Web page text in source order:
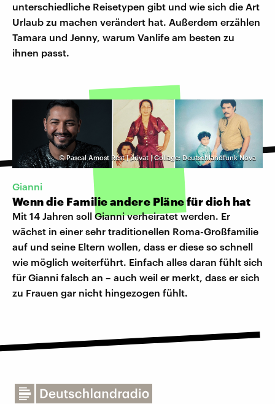
unterschiedliche Reisetypen gibt und wie sich die Art
Urlaub zu machen verändert hat. Außerdem erzählen
Tamara und Jenny, warum Vanlife am besten zu
ihnen passt.
©Pascal Amost Rest | privat | Collage: Deutschlandfunk Nova
Gianni
Wenn die Familie andere Pläne für dich hat
Mit 14 Jahren soll Gianni verheiratet werden. Er
wächst in einer sehr traditionellen Roma-Großfamilie
auf und seine Eltern wollen, dass er diese so schnell
wie möglich weiterführt. Einfach alles daran fühlt sich
für Gianni falsch an – auch weil er merkt, dass er sich
zu Frauen gar nicht hingezogen fühlt.